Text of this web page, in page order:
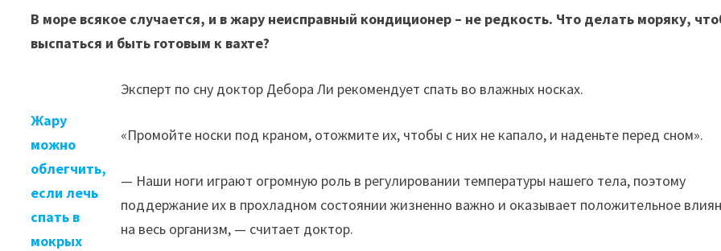
В море всякое случается, и в жару неисправный кондиционер – не редкость. Что делать моряку,
выспаться и быть готовым к вахте?
Жару
можно
облегчить,
если лечь
спать в
мокрых
Эксперт по сну доктор Дебора Ли рекомендует спать во влажных носках.
«Промойте носки под краном, отожмите их, чтобы с них не капало, и наденьте перед сном».
— Наши ноги играют огромную роль в регулировании температуры нашего тела, поэтому
поддержание их в прохладном состоянии жизненно важно и оказывает положительное
на весь организм, — считает доктор.